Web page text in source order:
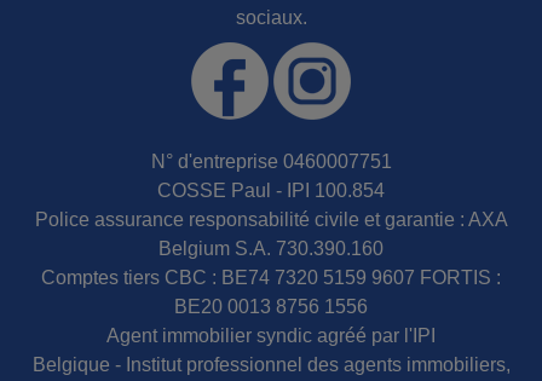
sociaux.
N° d'entreprise 0460007751
COSSE Paul - IPI 100.854
Police assurance responsabilité civile et garantie : AXA
Belgium S.A. 730.390.160
Comptes tiers CBC : BE74 7320 5159 9607 FORTIS :
BE20 0013 8756 1556
Agent immobilier syndic agréé par l'IPI
Belgique - Institut professionnel des agents immobiliers,